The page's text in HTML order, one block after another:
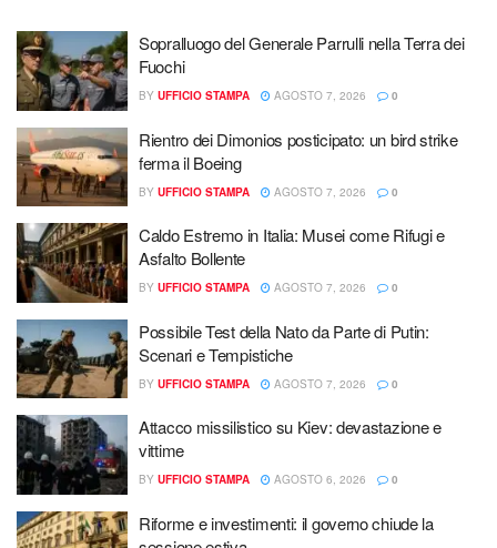
Sopralluogo del Generale Parrulli nella Terra dei
Fuochi
BY UFFICIO STAMPA AGOSTO 7, 2026 0
Rientro dei Dimonios posticipato: un bird strike
ferma il Boeing
BY UFFICIO STAMPA AGOSTO 7, 2026 0
Caldo Estremo in Italia: Musei come Rifugi e
Asfalto Bollente
BY UFFICIO STAMPA AGOSTO 7, 2026 0
Possibile Test della Nato da Parte di Putin:
Scenari e Tempistiche
BY UFFICIO STAMPA AGOSTO 7, 2026 0
Attacco missilistico su Kiev: devastazione e
vittime
BY UFFICIO STAMPA AGOSTO 6, 2026 0
Riforme e investimenti: il governo chiude la